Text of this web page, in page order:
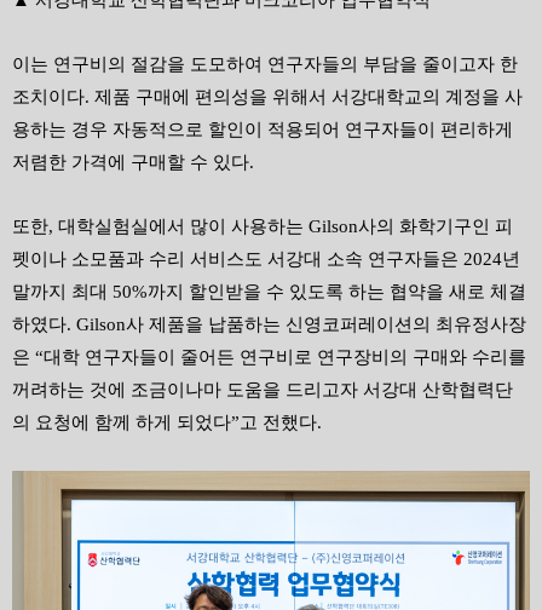
이는 연구비의 절감을 도모하여 연구자들의 부담을 줄이고자 한
조치이다. 제품 구매에 편의성을 위해서 서강대학교의 계정을 사
용하는 경우 자동적으로 할인이 적용되어 연구자들이 편리하게
저렴한 가격에 구매할 수 있다.
또한, 대학실험실에서 많이 사용하는 Gilson사의 화학기구인 피
펫이나 소모품과 수리 서비스도 서강대 소속 연구자들은 2024년
말까지 최대 50%까지 할인받을 수 있도록 하는 협약을 새로 체결
하였다. Gilson사 제품을 납품하는 신영코퍼레이션의 최유정사장
은 “대학 연구자들이 줄어든 연구비로 연구장비의 구매와 수리를
꺼려하는 것에 조금이나마 도움을 드리고자 서강대 산학협력단
의 요청에 함께 하게 되었다”고 전했다.